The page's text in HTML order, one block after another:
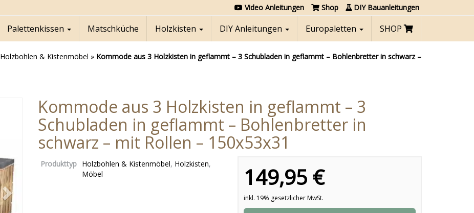
Video Anleitungen Shop DIY Bauanleitungen
Palettenkissen Matschküche Holzkisten DIY Anleitungen Europaletten SHOP
Holzbohlen & Kistenmöbel » Kommode aus 3 Holzkisten in geflammt – 3 Schubladen in geflammt – Bohlenbretter in schwarz –
Kommode aus 3 Holzkisten in geflammt – 3
Schubladen in geflammt – Bohlenbretter in
schwarz – mit Rollen – 150x53x31
149,95 €
inkl. 19% gesetzlicher MwSt.
Produkttyp Holzbohlen & Kistenmöbel, Holzkisten,
Möbel